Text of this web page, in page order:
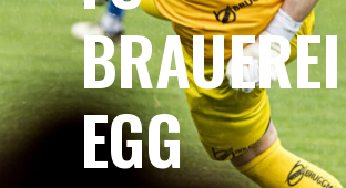
BRAUEREI
EGG